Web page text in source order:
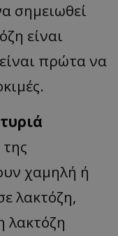
σημειωθεί
είναι
πρώτα να
χαμηλή ή
λακτόζη,
λακτόζη